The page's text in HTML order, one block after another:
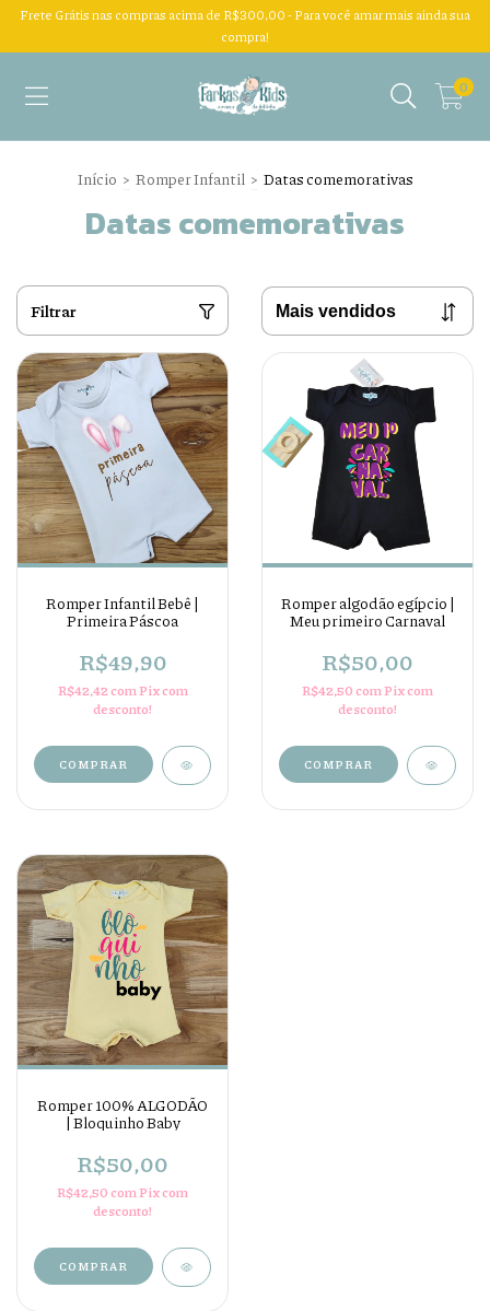
Frete Grátis nas compras acima de R$300,00 - Para você amar mais ainda sua
compra!
0
Início > Romper Infantil > Datas comemorativas
Datas comemorativas
Filtrar
Romper Infantil Bebê |
Primeira Páscoa
R$49,90
R$42,42comPix com
desconto!
COMPRAR
Romper algodão egípcio |
Meu primeiro Carnaval
R$50,00
R$42,50comPix com
desconto!
COMPRAR
Romper 100% ALGODÃO
| Bloquinho Baby
R$50,00
R$42,50comPix com
desconto!
COMPRAR